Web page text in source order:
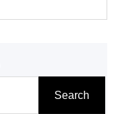
Search